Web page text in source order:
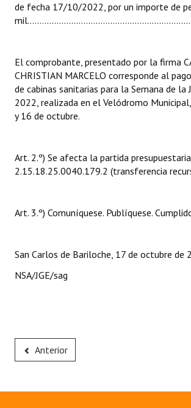
Registros y Distinciones
Premio al Mérito - Registro
Audiencias Públicas - Registro
Mujeres que Dejaron Huellas - Registro
Ciudadano Ilustre - Registro
Huéspedes de Honor - Registro
Reconocimientos - Registro
Bariloche, Municipio intercultural
REFORMA DE LA CARTA ORGÁNICA
de fecha 17/10/2022, por un importe de
El comprobante, presentado por la firma
CHRISTIAN MARCELO corresponde al
de cabinas sanitarias para la Semana de la
2022, realizada en el Velódromo
y 16 de octubre.
Art. 2.º) Se afecta la partida presupuestaria
2.15.18.25.0040.179.2 (transferencia
Art. 3.º) Comuníquese. Publíquese.
San Carlos de Bariloche, 17 de octubre de
NSA/JGE/sag
Anterior